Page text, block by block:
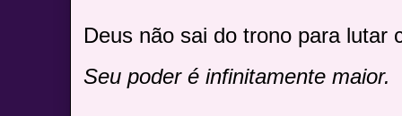
Deus não sai do trono para lutar
Seu poder é infinitamente maior.